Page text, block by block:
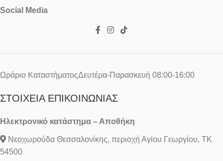
Social Media
Ωράριο ΚαταστήματοςΔευτέρα-Παρασκευή 08:00-16:00
ΣΤΟΙΧΕΊΑ ΕΠΙΚΟΙΝΩΝΊΑΣ
Ηλεκτρονικό κατάστημα – Αποθήκη
Νεοχωρούδα Θεσσαλονίκης, περιοχή Αγίου Γεωργίου, ΤΚ
54500